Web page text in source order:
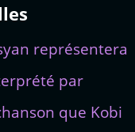
représentera
par
que Kobi